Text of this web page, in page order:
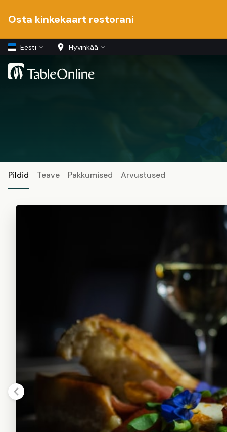
Osta kinkekaart restorani
Eesti Hyvinkää
Pildid Teave Pakkumised Arvustused